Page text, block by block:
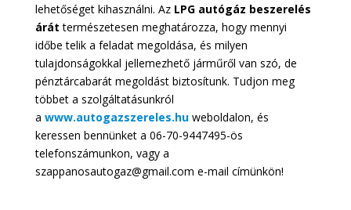
lehetőséget kihasználni. Az LPG autógáz beszerelés
árát természetesen meghatározza, hogy mennyi
időbe telik a feladat megoldása, és milyen
tulajdonságokkal jellemezhető járműről van szó, de
pénztárcabarát megoldást biztosítunk. Tudjon meg
többet a szolgáltatásunkról
a www.autogazszereles.hu weboldalon, és
keressen bennünket a 06-70-9447495-ös
telefonszámunkon, vagy a
szappanosautogaz@gmail.com e-mail címünkön!